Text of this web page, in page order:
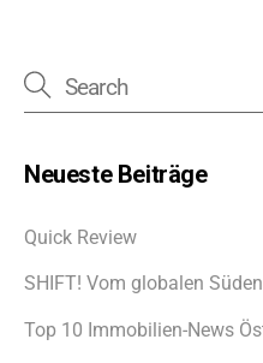
Neueste Beiträge
Quick Review
SHIFT! Vom globalen
Top 10 Immobilien-News